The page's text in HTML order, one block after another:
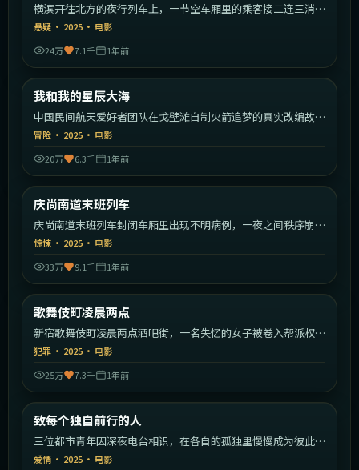
横滨开往北方的夜行列车上，一节空车厢里的乘客接二连三消
失。
悬疑 · 2025 · 电影
24万
7.1千 1年前
最新
我和我的星辰大海
中国民间航天爱好者团队在戈壁滩自制火箭追梦的真实改编故
事。
冒险 · 2025 · 电影
20万
6.3千 1年前
最新
庆尚南道末班列车
庆尚南道末班列车封闭车厢里出现不明病例，一夜之间秩序崩
塌。
惊悚 · 2025 · 电影
33万
9.1千 1年前
最新
歌舞伎町凌晨两点
新宿歌舞伎町凌晨两点酒吧街，一名失忆的女子被卷入帮派权力
斗争。
犯罪 · 2025 · 电影
25万
7.3千 1年前
最新
致每个独自前行的人
三位都市青年因深夜电台相识，在各自的孤独里慢慢成为彼此的
灯塔。
爱情 · 2025 · 电影